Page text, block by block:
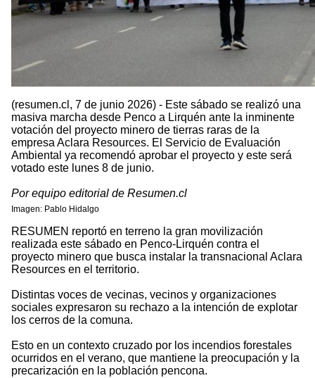
(resumen.cl, 7 de junio 2026) - Este sábado se realizó una
masiva marcha desde Penco a Lirquén ante la inminente
votación del proyecto minero de tierras raras de la
empresa Aclara Resources. El Servicio de Evaluación
Ambiental ya recomendó aprobar el proyecto y este será
votado este lunes 8 de junio.
Por equipo editorial de Resumen.cl
Imagen: Pablo Hidalgo
RESUMEN reportó en terreno la gran movilización
realizada este sábado en Penco-Lirquén contra el
proyecto minero que busca instalar la transnacional Aclara
Resources en el territorio.
Distintas voces de vecinas, vecinos y organizaciones
sociales expresaron su rechazo a la intención de explotar
los cerros de la comuna.
Esto en un contexto cruzado por los incendios forestales
ocurridos en el verano, que mantiene la preocupación y la
precarización en la población pencona.